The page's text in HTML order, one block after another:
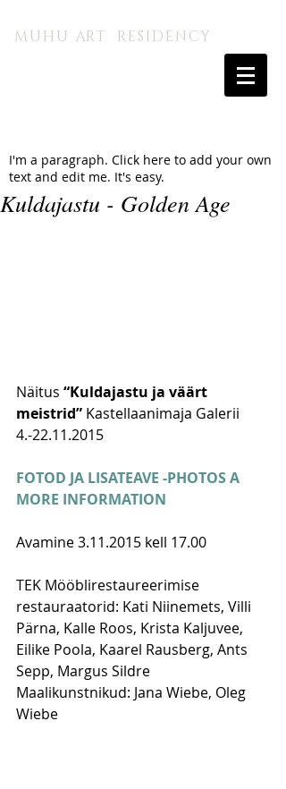
MUHU ART RESIDENCY
I'm a paragraph. Click here to add your own
text and edit me. It's easy.
Kuldajastu - Golden Age
Näitus “Kuldajastu ja väärt
meistrid” Kastellaanimaja Galerii
4.-22.11.2015
FOTOD JA LISATEAVE -PHOTOS A
MORE INFORMATION
Avamine 3.11.2015 kell 17.00
TEK Mööblirestaureerimise
restauraatorid: Kati Niinemets, Villi
Pärna, Kalle Roos, Krista Kaljuvee,
Eilike Poola, Kaarel Rausberg, Ants
Sepp, Margus Sildre
Maalikunstnikud: Jana Wiebe, Oleg
Wiebe